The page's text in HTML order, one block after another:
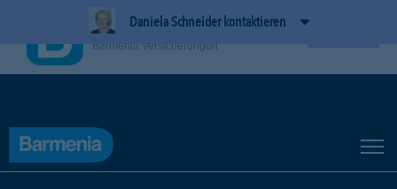
Daniela Schneider kontaktieren
BarmeniaApp
Barmenia Versicherungen